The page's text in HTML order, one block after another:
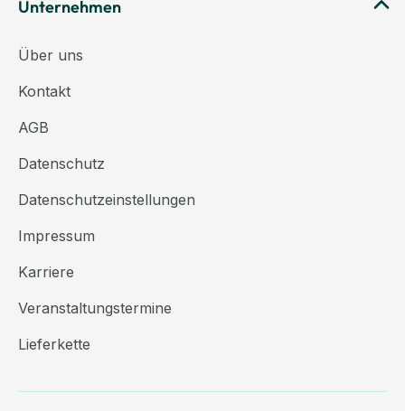
Unternehmen
Über uns
Kontakt
AGB
Datenschutz
Datenschutzeinstellungen
Impressum
Karriere
Veranstaltungstermine
Lieferkette